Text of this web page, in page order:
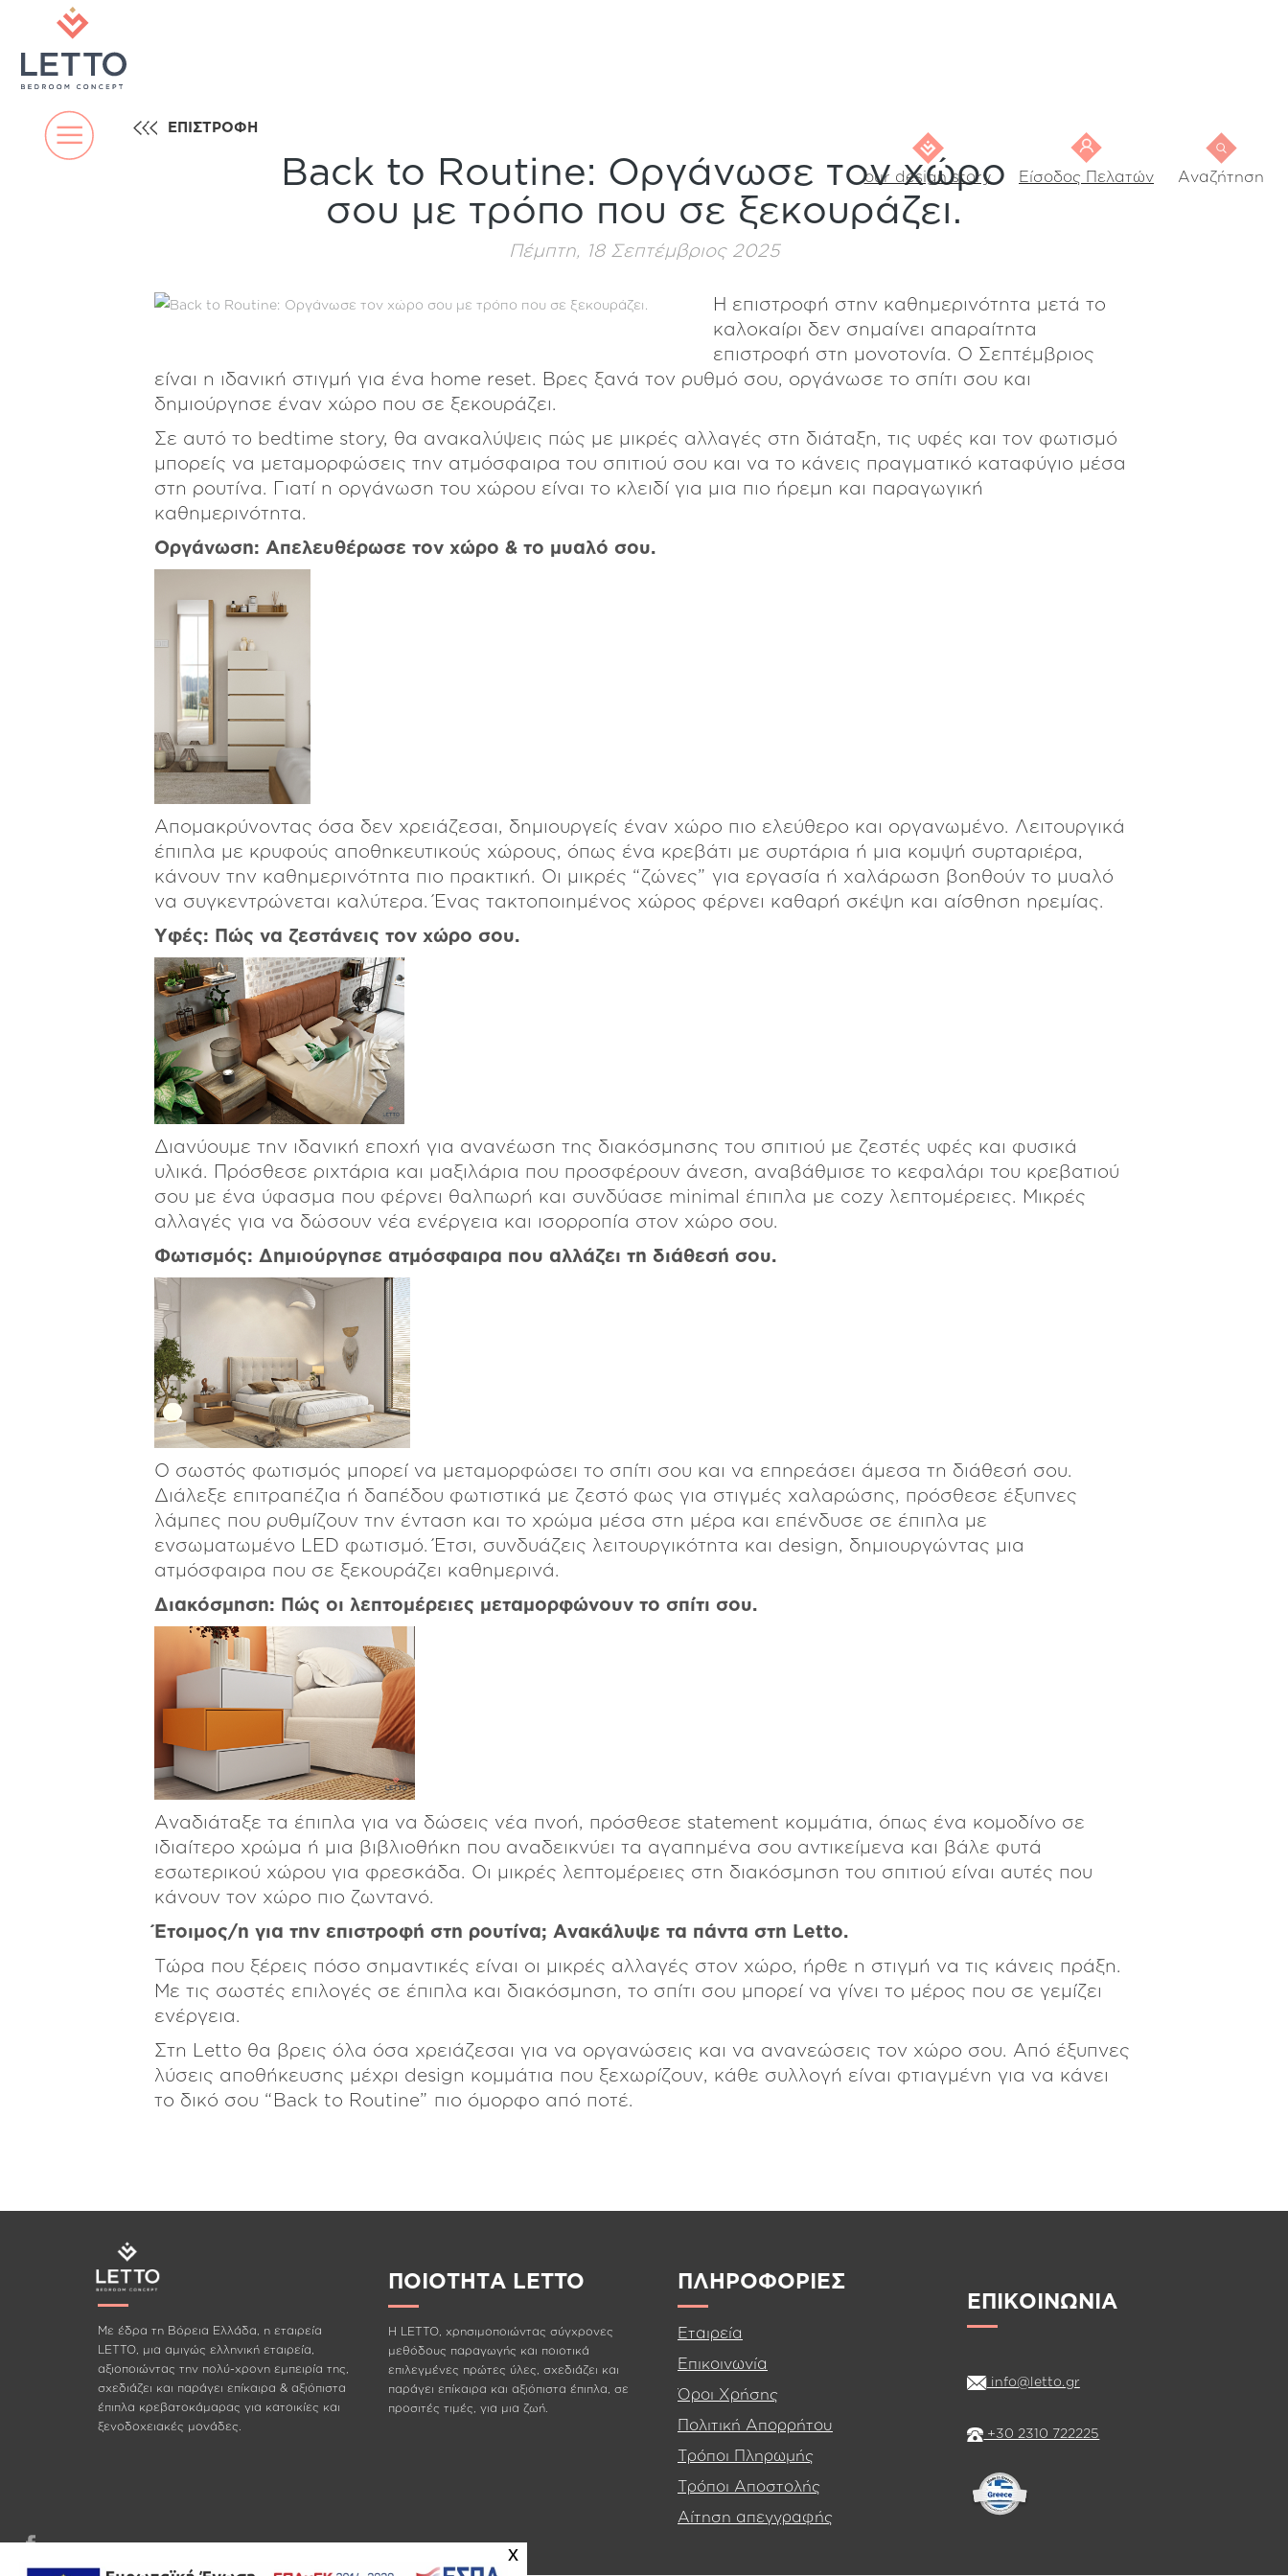
our design story Είσοδος Πελατών Αναζήτηση
FLOW
ISAVELLA
KIDS LAND
ΕΠΙΣΤΡΟΦΗ
Back to Routine: Οργάνωσε τον χώρο
σου με τρόπο που σε ξεκουράζει.
Πέμπτη, 18 Σεπτέμβριος 2025
Η επιστροφή στην καθημερινότητα μετά το
καλοκαίρι δεν σημαίνει απαραίτητα
επιστροφή στη μονοτονία. Ο Σεπτέμβριος
είναι η ιδανική στιγμή για ένα home reset. Βρες ξανά τον ρυθμό σου, οργάνωσε το σπίτι σου και
δημιούργησε έναν χώρο που σε ξεκουράζει.
Σε αυτό το bedtime story, θα ανακαλύψεις πώς με μικρές αλλαγές στη διάταξη, τις υφές και τον φωτισμό
μπορείς να μεταμορφώσεις την ατμόσφαιρα του σπιτιού σου και να το κάνεις πραγματικό καταφύγιο μέσα
στη ρουτίνα. Γιατί η οργάνωση του χώρου είναι το κλειδί για μια πιο ήρεμη και παραγωγική
καθημερινότητα.
Οργάνωση: Απελευθέρωσε τον χώρο & το μυαλό σου.
Απομακρύνοντας όσα δεν χρειάζεσαι, δημιουργείς έναν χώρο πιο ελεύθερο και οργανωμένο. Λειτουργικά
έπιπλα με κρυφούς αποθηκευτικούς χώρους, όπως ένα κρεβάτι με συρτάρια ή μια κομψή συρταριέρα,
κάνουν την καθημερινότητα πιο πρακτική. Οι μικρές “ζώνες” για εργασία ή χαλάρωση βοηθούν το μυαλό
να συγκεντρώνεται καλύτερα. Ένας τακτοποιημένος χώρος φέρνει καθαρή σκέψη και αίσθηση ηρεμίας.
Υφές: Πώς να ζεστάνεις τον χώρο σου.
Διανύουμε την ιδανική εποχή για ανανέωση της διακόσμησης του σπιτιού με ζεστές υφές και φυσικά
υλικά. Πρόσθεσε ριχτάρια και μαξιλάρια που προσφέρουν άνεση, αναβάθμισε το κεφαλάρι του κρεβατιού
σου με ένα ύφασμα που φέρνει θαλπωρή και συνδύασε minimal έπιπλα με cozy λεπτομέρειες. Μικρές
αλλαγές για να δώσουν νέα ενέργεια και ισορροπία στον χώρο σου.
Φωτισμός: Δημιούργησε ατμόσφαιρα που αλλάζει τη διάθεσή σου.
Ο σωστός φωτισμός μπορεί να μεταμορφώσει το σπίτι σου και να επηρεάσει άμεσα τη διάθεσή σου.
Διάλεξε επιτραπέζια ή δαπέδου φωτιστικά με ζεστό φως για στιγμές χαλαρώσης, πρόσθεσε έξυπνες
λάμπες που ρυθμίζουν την ένταση και το χρώμα μέσα στη μέρα και επένδυσε σε έπιπλα με
ενσωματωμένο LED φωτισμό. Έτσι, συνδυάζεις λειτουργικότητα και design, δημιουργώντας μια
ατμόσφαιρα που σε ξεκουράζει καθημερινά.
Διακόσμηση: Πώς οι λεπτομέρειες μεταμορφώνουν το σπίτι σου.
Αναδιάταξε τα έπιπλα για να δώσεις νέα πνοή, πρόσθεσε statement κομμάτια, όπως ένα κομοδίνο σε
ιδιαίτερο χρώμα ή μια βιβλιοθήκη που αναδεικνύει τα αγαπημένα σου αντικείμενα και βάλε φυτά
εσωτερικού χώρου για φρεσκάδα. Οι μικρές λεπτομέρειες στη διακόσμηση του σπιτιού είναι αυτές που
κάνουν τον χώρο πιο ζωντανό.
Έτοιμος/η για την επιστροφή στη ρουτίνα; Ανακάλυψε τα πάντα στη Letto.
Τώρα που ξέρεις πόσο σημαντικές είναι οι μικρές αλλαγές στον χώρο, ήρθε η στιγμή να τις κάνεις πράξη.
Με τις σωστές επιλογές σε έπιπλα και διακόσμηση, το σπίτι σου μπορεί να γίνει το μέρος που σε γεμίζει
ενέργεια.
Στη Letto θα βρεις όλα όσα χρειάζεσαι για να οργανώσεις και να ανανεώσεις τον χώρο σου. Από έξυπνες
λύσεις αποθήκευσης μέχρι design κομμάτια που ξεχωρίζουν, κάθε συλλογή είναι φτιαγμένη για να κάνει
το δικό σου “Back to Routine” πιο όμορφο από ποτέ.
Με έδρα τη Βόρεια Ελλάδα, η εταιρεία
LETTO, μια αμιγώς ελληνική εταιρεία,
αξιοποιώντας την πολύ-χρονη εμπειρία της,
σχεδιάζει και παράγει επίκαιρα & αξιόπιστα
έπιπλα κρεβατοκάμαρας για κατοικίες και
ξενοδοχειακές μονάδες.
ΠΟΙΟΤΗΤΑ LETTO
Η LETTO, χρησιμοποιώντας σύγχρονες
μεθόδους παραγωγής και ποιοτικά
επιλεγμένες πρώτες ύλες, σχεδιάζει και
παράγει επίκαιρα και αξιόπιστα έπιπλα, σε
προσιτές τιμές, για μια ζωή.
ΠΛΗΡΟΦΟΡΙΕΣ
Εταιρεία
Επικοινωνία
Όροι Χρήσης
Πολιτική Απορρήτου
Τρόποι Πληρωμής
Τρόποι Αποστολής
Αίτηση απεγγραφής
ΕΠΙΚΟΙΝΩΝΙΑ
info@letto.gr
+30 2310 722225
x